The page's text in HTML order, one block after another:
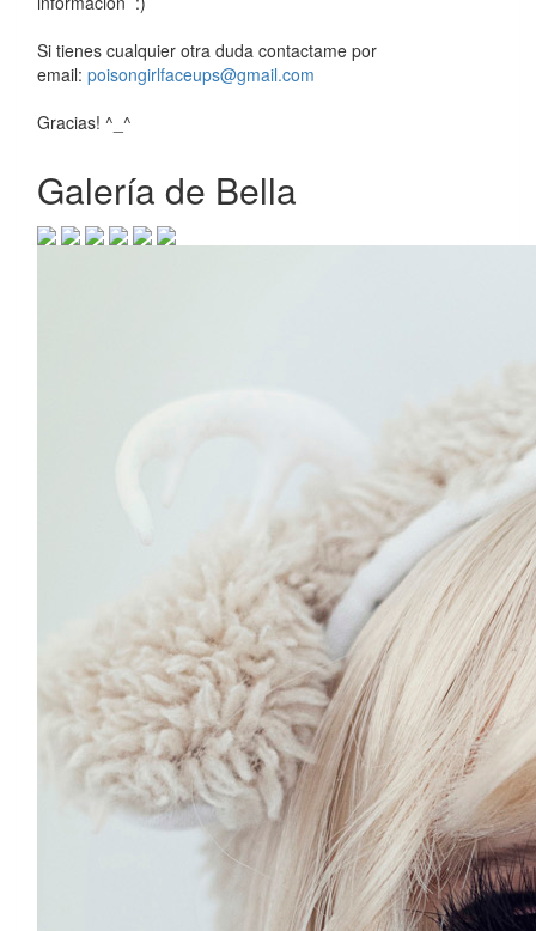
Si tienes cualquier otra duda contactame por
email: poisongirlfaceups@gmail.com
Gracias! ^_^
Galería de Bella